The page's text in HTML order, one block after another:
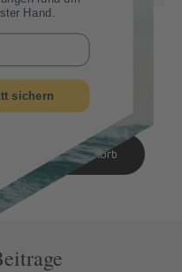
Normaler
Preis
Ab € 161,10
Hand.
sichern